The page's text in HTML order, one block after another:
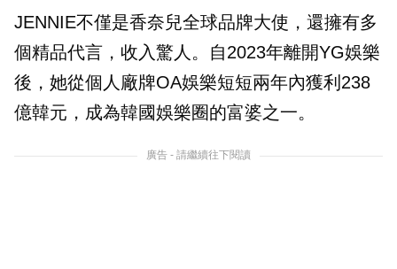
JENNIE不僅是香奈兒全球品牌大使，還擁有多
個精品代言，收入驚人。自2023年離開YG娛樂
後，她從個人廠牌OA娛樂短短兩年內獲利238
億韓元，成為韓國娛樂圈的富婆之一。
廣告 - 請繼續往下閱讀